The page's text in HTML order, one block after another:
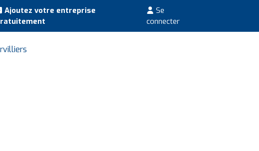
Ajoutez votre entreprise
Se
connecter